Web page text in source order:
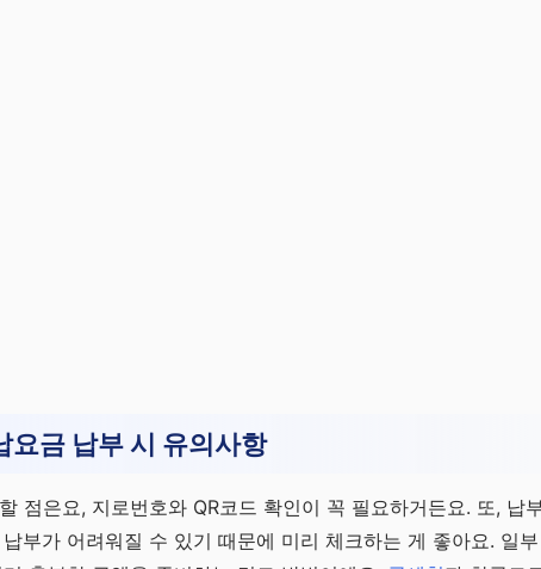
요금 납부 시 유의사항
점은요, 지로번호와 QR코드 확인이 꼭 필요하거든요. 또, 납
부가 어려워질 수 있기 때문에 미리 체크하는 게 좋아요. 일